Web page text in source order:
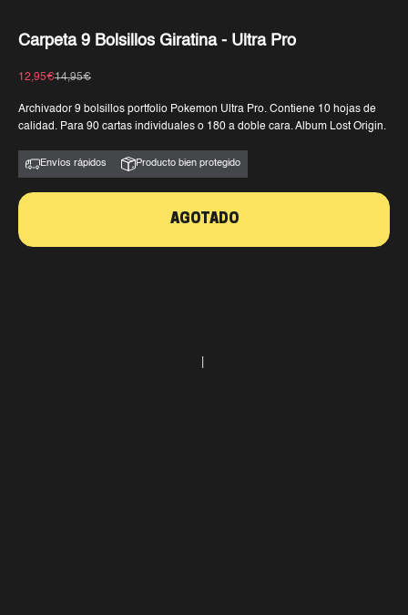
Carpeta 9 Bolsillos Giratina - Ultra Pro
Precio de oferta
12,95€Precio normal
14,95€
Archivador 9 bolsillos portfolio Pokemon Ultra Pro. Contiene 10 hojas de
calidad. Para 90 cartas individuales o 180 a doble cara. Album Lost Origin.
Envíos rápidos Producto bien protegido
AGOTADO